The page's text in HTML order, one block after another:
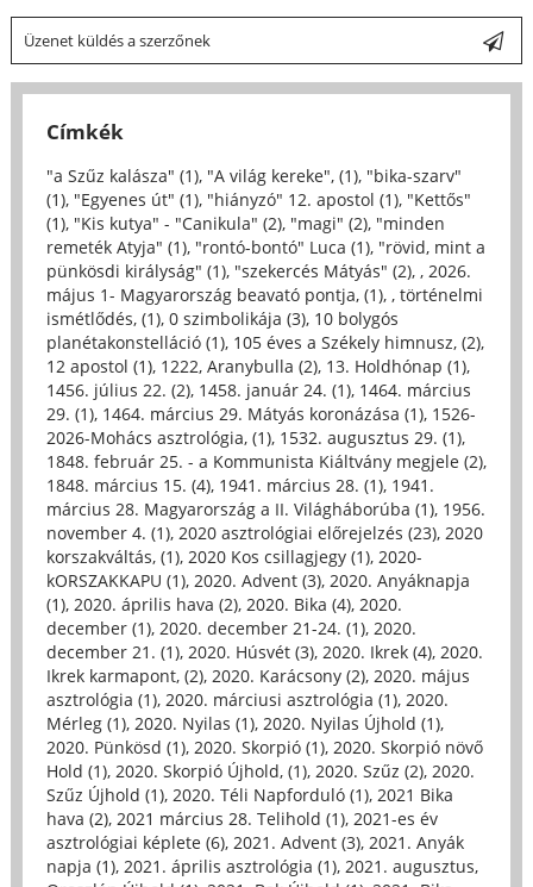
Üzenet küldés a szerzőnek
Címkék
"a Szűz kalásza" (1), "A világ kereke", (1), "bika-szarv"
(1), "Egyenes út" (1), "hiányzó" 12. apostol (1), "Kettős"
(1), "Kis kutya" - "Canikula" (2), "magi" (2), "minden
remeték Atyja" (1), "rontó-bontó" Luca (1), "rövid, mint a
pünkösdi királyság" (1), "szekercés Mátyás" (2), , 2026.
május 1- Magyarország beavató pontja, (1), , történelmi
ismétlődés, (1), 0 szimbolikája (3), 10 bolygós
planétakonstelláció (1), 105 éves a Székely himnusz, (2),
12 apostol (1), 1222, Aranybulla (2), 13. Holdhónap (1),
1456. július 22. (2), 1458. január 24. (1), 1464. március
29. (1), 1464. március 29. Mátyás koronázása (1), 1526-
2026-Mohács asztrológia, (1), 1532. augusztus 29. (1),
1848. február 25. - a Kommunista Kiáltvány megjele (2),
1848. március 15. (4), 1941. március 28. (1), 1941.
március 28. Magyarország a II. Világháborúba (1), 1956.
november 4. (1), 2020 asztrológiai előrejelzés (23), 2020
korszakváltás, (1), 2020 Kos csillagjegy (1), 2020-
kORSZAKKAPU (1), 2020. Advent (3), 2020. Anyáknapja
(1), 2020. április hava (2), 2020. Bika (4), 2020.
december (1), 2020. december 21-24. (1), 2020.
december 21. (1), 2020. Húsvét (3), 2020. Ikrek (4), 2020.
Ikrek karmapont, (2), 2020. Karácsony (2), 2020. május
asztrológia (1), 2020. márciusi asztrológia (1), 2020.
Mérleg (1), 2020. Nyilas (1), 2020. Nyilas Újhold (1),
2020. Pünkösd (1), 2020. Skorpió (1), 2020. Skorpió növő
Hold (1), 2020. Skorpió Újhold, (1), 2020. Szűz (2), 2020.
Szűz Újhold (1), 2020. Téli Napforduló (1), 2021 Bika
hava (2), 2021 március 28. Telihold (1), 2021-es év
asztrológiai képlete (6), 2021. Advent (3), 2021. Anyák
napja (1), 2021. április asztrológia (1), 2021. augusztus,